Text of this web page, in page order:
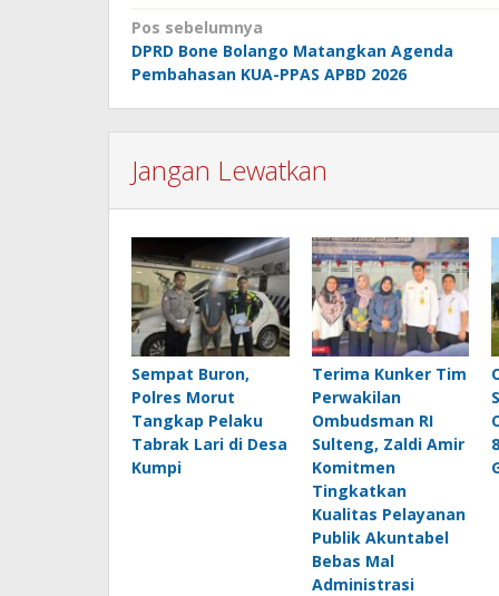
Navigasi
pos
Pos sebelumnya
DPRD Bone Bolango Matangkan Agenda
Pembahasan KUA-PPAS APBD 2026
Jangan Lewatkan
Sempat Buron,
Polres Morut
Tangkap Pelaku
Tabrak Lari di Desa
Kumpi
Terima Kunker Tim
Perwakilan
Ombudsman RI
Sulteng, Zaldi Amir
Komitmen
Tingkatkan
Kualitas Pelayanan
Publik Akuntabel
Bebas Mal
Administrasi